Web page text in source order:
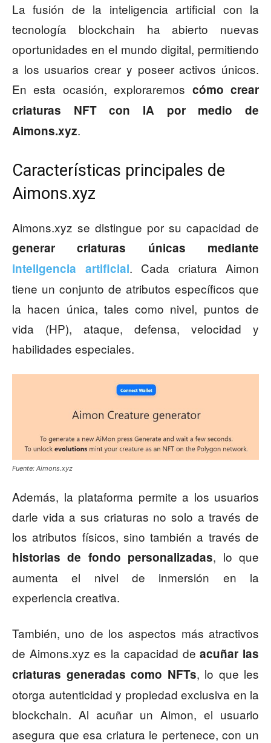
La fusión de la inteligencia artificial con la
tecnología blockchain ha abierto nuevas
oportunidades en el mundo digital, permitiendo
a los usuarios crear y poseer activos únicos.
En esta ocasión, exploraremos cómo crear
criaturas NFT con IA por medio de
Aimons.xyz.
Características principales de
Aimons.xyz
Aimons.xyz se distingue por su capacidad de
generar criaturas únicas mediante
inteligencia artificial. Cada criatura Aimon
tiene un conjunto de atributos específicos que
la hacen única, tales como nivel, puntos de
vida (HP), ataque, defensa, velocidad y
habilidades especiales.
Fuente: Aimons.xyz
Además, la plataforma permite a los usuarios
darle vida a sus criaturas no solo a través de
los atributos físicos, sino también a través de
historias de fondo personalizadas, lo que
aumenta el nivel de inmersión en la
experiencia creativa.
También, uno de los aspectos más atractivos
de Aimons.xyz es la capacidad deacuñar las
criaturas generadas como NFTs, lo que les
otorga autenticidad y propiedad exclusiva en la
blockchain. Al acuñar un Aimon, el usuario
asegura que esa criatura le pertenece, con un